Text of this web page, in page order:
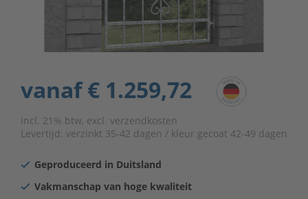
vanaf€ 1.259,72
incl. 21% btw, excl. verzendkosten
Levertijd: verzinkt 35-42 dagen / kleur gecoat 42-49 dagen
Geproduceerd in Duitsland
Vakmanschap van hoge kwaliteit